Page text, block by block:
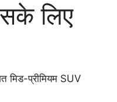
लिए
प्रीमियम SUV